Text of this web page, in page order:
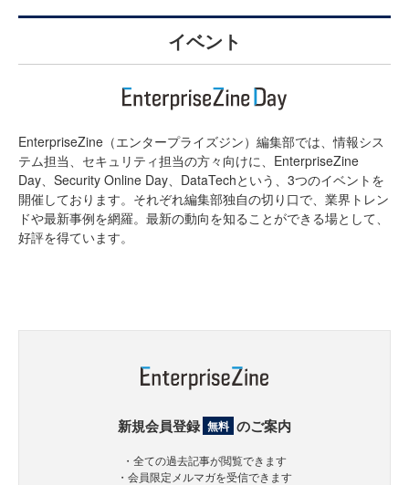
イベント
EnterpriseZine（エンタープライズジン）編集部では、情報シス
テム担当、セキュリティ担当の方々向けに、EnterpriseZine
Day、Security Online Day、DataTechという、3つのイベントを
開催しております。それぞれ編集部独自の切り口で、業界トレン
ドや最新事例を網羅。最新の動向を知ることができる場として、
好評を得ています。
新規会員登録 無料 のご案内
・全ての過去記事が閲覧できます
・会員限定メルマガを受信できます